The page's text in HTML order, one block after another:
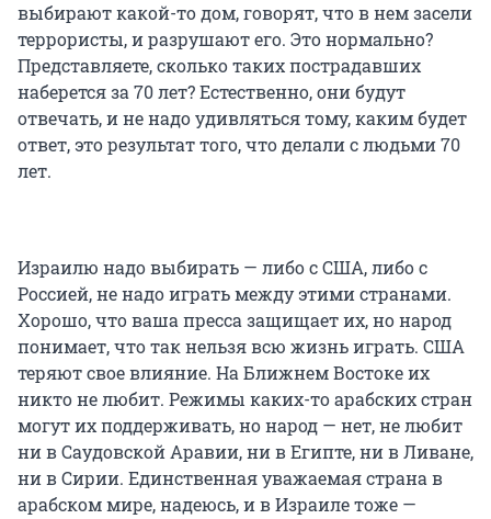
выбирают какой-то дом, говорят, что в нем засели
террористы, и разрушают его. Это нормально?
Представляете, сколько таких пострадавших
наберется за 70 лет? Естественно, они будут
отвечать, и не надо удивляться тому, каким будет
ответ, это результат того, что делали с людьми 70
лет.
Израилю надо выбирать — либо с США, либо с
Россией, не надо играть между этими странами.
Хорошо, что ваша пресса защищает их, но народ
понимает, что так нельзя всю жизнь играть. США
теряют свое влияние. На Ближнем Востоке их
никто не любит. Режимы каких-то арабских стран
могут их поддерживать, но народ — нет, не любит
ни в Саудовской Аравии, ни в Египте, ни в Ливане,
ни в Сирии. Единственная уважаемая страна в
арабском мире, надеюсь, и в Израиле тоже —